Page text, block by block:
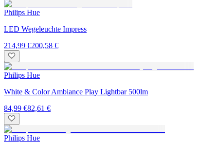
Philips Hue
LED Wegeleuchte Impress
214,99 €200,58 €
Philips Hue
White & Color Ambiance Play Lightbar 500lm
84,99 €82,61 €
Philips Hue